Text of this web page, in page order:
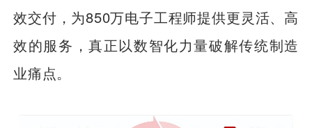
效交付，为850万电子工程师提供更灵活、高
效的服务，真正以数智化力量破解传统制造
业痛点。